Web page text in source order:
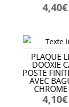
4,40€
PLAQUE
DOOXIE
POSTE
AVEC
4,10€